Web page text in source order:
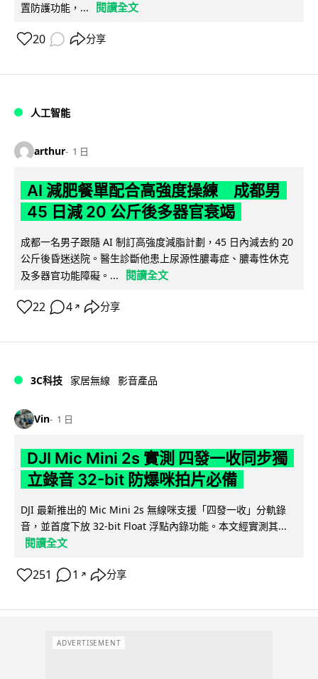
置防護功能，...
閱讀全文
20 分享
人工智能
arthur 1 日
AI 減肥餐單配合高強度操練 成都男
45 日減 20 公斤後多器官衰竭
成都一名男子跟隨 AI 制訂高強度減脂計劃，45 日內減去約 20
公斤後昏迷送院。醫生診斷他患上尿源性膿毒症、膿毒性休克
及多器官功能障礙。...
閱讀全文
22 4 ↗ 分享
3C科技 家居無線 影音產品
Vin 1 日
DJI Mic Mini 2s 實測 四發一收同步獨
立錄音 32-bit 防爆咪拍片必備
DJI 最新推出的 Mic Mini 2s 無線咪支援「四發一收」分軌錄
音，並首度下放 32-bit Float 浮點內錄功能。本文經實測其...
閱讀全文
251 1 ↗ 分享
ADVERTISEMENT